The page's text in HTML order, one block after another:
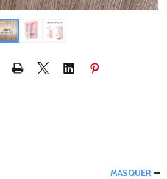
MASQUER